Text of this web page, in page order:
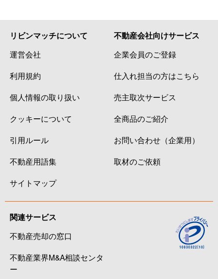
リビンマッチについて
運営会社
利用規約
個人情報の取り扱い
クッキーについて
引用ルール
不動産用語集
サイトマップ
不動産会社向けサービス
企業会員のご登録
仕入れ担当の方はこちら
売主取次サービス
全商品のご紹介
お問い合わせ（企業用）
取材のご依頼
関連サービス
不動産売却の窓口
不動産業界M&A相談センタ
ー